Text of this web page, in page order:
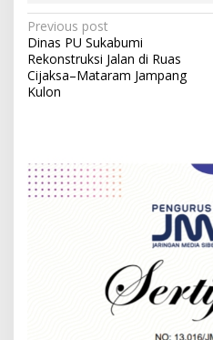
P
o
s
t
a
v
Previous post
Dinas PU Sukabumi
Rekonstruksi Jalan di Ruas
Cijaksa–Mataram Jampang
Kulon